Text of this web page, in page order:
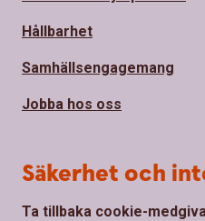
Hållbarhet
Samhällsengagemang
Jobba hos oss
Säkerhet och
Ta tillbaka cookie-